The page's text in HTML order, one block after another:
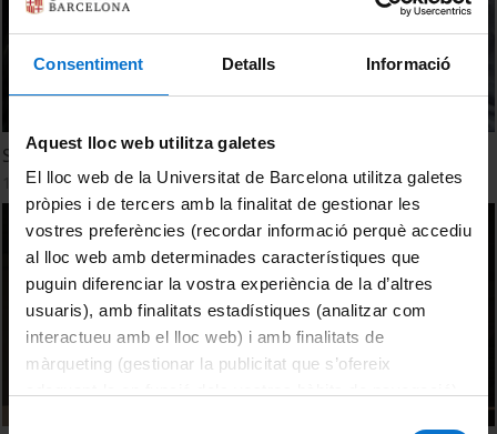
Consentiment Detalls Informació
Aquest lloc web utilitza galetes
El lloc web de la Universitat de Barcelona utilitza galetes
pròpies i de tercers amb la finalitat de gestionar les
vostres preferències (recordar informació perquè accediu
al lloc web amb determinades característiques que
puguin diferenciar la vostra experiència de la d’altres
usuaris), amb finalitats estadístiques (analitzar com
interactueu amb el lloc web) i amb finalitats de
màrqueting (gestionar la publicitat que s’ofereix
Selecció
Saló de l'Ensenyament 2022
16 Marzo, 2022